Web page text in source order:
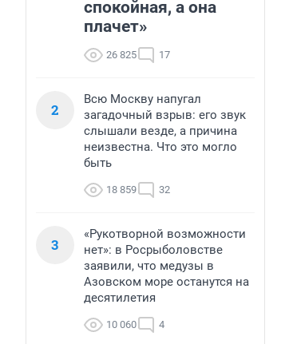
спокойная, а она
плачет»
26 825 17
2
Всю Москву напугал
загадочный взрыв: его звук
слышали везде, а причина
неизвестна. Что это могло
быть
18 859 32
3
«Рукотворной возможности
нет»: в Росрыболовстве
заявили, что медузы в
Азовском море останутся на
десятилетия
10 060 4